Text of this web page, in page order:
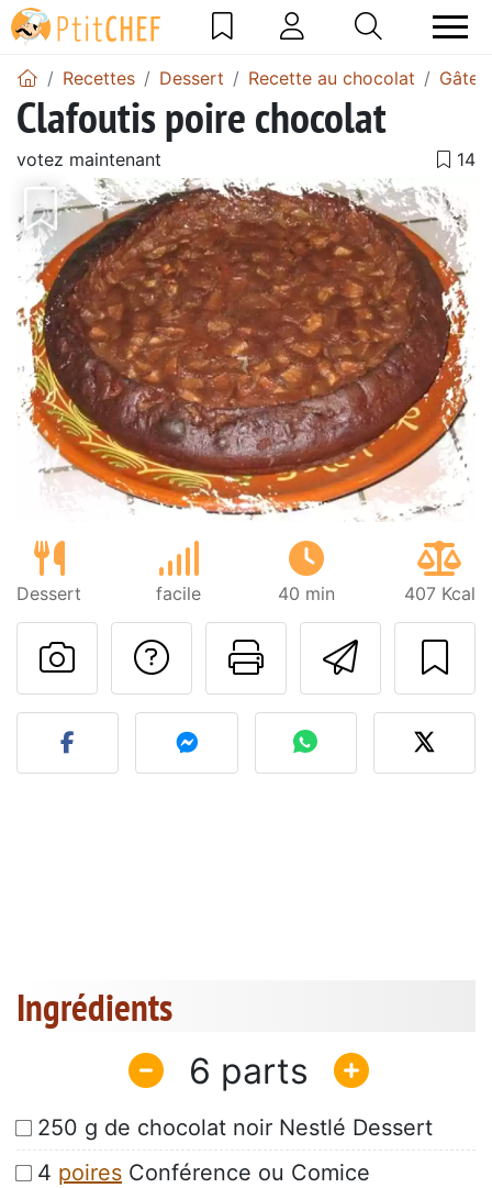
Recettes Dessert Recette au chocolat
Clafoutis poire chocolat
votez maintenant
Dessert facile 40 min 407 Kcal
Imprimer
Poser une
Publier votre photo de
Ingrédients
6
250 g de chocolat noir Nestlé Dessert
4 poires Conférence ou Comice